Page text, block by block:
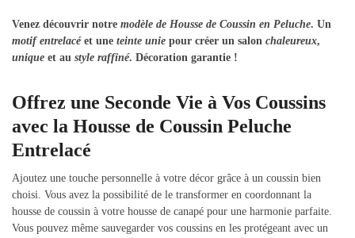
Venez découvrir notre modèle de Housse de Coussin en Peluche. Un
motif entrelacéet une teinte unie pour créer un salon chaleureux,
unique et au style raffiné. Décoration garantie !
Offrez une Seconde Vie à Vos Coussins
avec la Housse de Coussin Peluche
Entrelacé
Ajoutez une touche personnelle à votre décor grâce à un coussin bien
choisi. Vous avez la possibilité de le transformer en coordonnant la
housse de coussin à votre housse de canapé pour une harmonie parfaite.
Vous pouvez même sauvegarder vos coussins en les protégeant avec un